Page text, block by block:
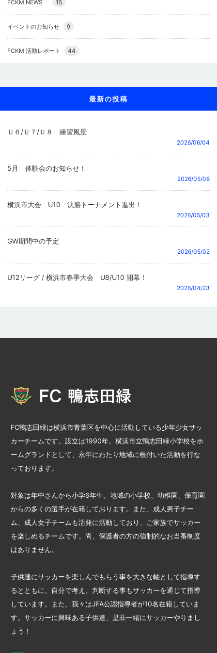
FCKM NEWS 15
イベントのお知らせ 9
FCKM 活動レポート 44
最新の投稿
Ｕ６/Ｕ７/Ｕ８ 練習風景
2026/06/04
5月 体験会のお知らせ！
2026/05/08
横浜市大会 U10 決勝トーナメント進出！
2026/05/03
GW期間中の予定
2026/05/02
U12リーグ / 横浜市春季大会 U8/U10 開幕！
2026/04/23
FC鴨志田緑は横浜市青葉区を中心に活動している少年少女サッ
カーチームです。設立は1990年。横浜市立鴨志田緑小学校をホ
ームグランドとして、永年にわたり地域に根付いた活動を行な
っております。
対象は年中さんから小学6年生。地域の小学校、幼稚園、保育園
からの多くの選手が在籍しております。また、成人男子チー
ム、成人女子チームも活発に活動しており、ご家族でサッカー
を楽しめるチームです。尚、保護者の方の強制的なお当番制度
はありません。
子供達にサッカーを楽しんでもらう事を大きな軸として指導す
るとともに、自分で考え、判断する事もサッカーを通じて指導
しています。また、我々はJFA公認指導者が10名在籍していま
す。サッカーに興味ある子供達、是非一緒にサッカーやりまし
ょう！